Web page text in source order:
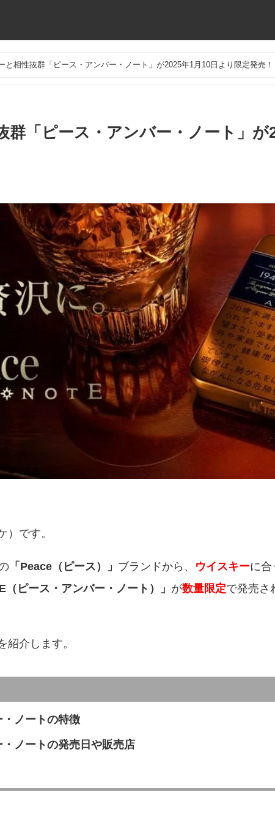
と相性抜群「ピース・アンバー・ノート」が2025年1月10日より限定発売！
群「ピース・アンバー・ノート」が
）です。
「Peace（ピース）」 ブランドから、 ウイスキーに合
（ピース・アンバー・ノート）」 が数量限定で発売さ
紹介します。
・ノートの特徴
・ノートの発売日や販売店